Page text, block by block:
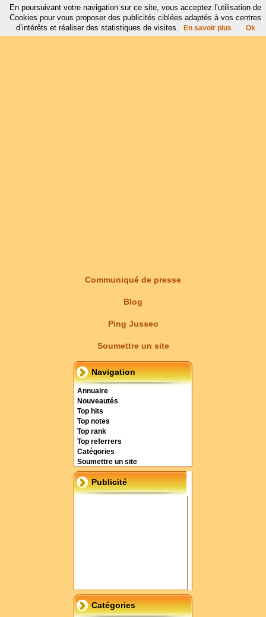
Communiqué de presse
Blog
Ping Jusseo
Soumettre un site
Navigation
Annuaire
Nouveautés
Top hits
Top notes
Top rank
Top referrers
Catégories
Soumettre un site
Publicité
Catégories
En poursuivant votre navigation sur ce site, vous acceptez l’utilisation de
Cookies pour vous proposer des publicités ciblées adaptés à vos centres
d’intérêts et réaliser des statistiques de visites.
En savoir plus Ok